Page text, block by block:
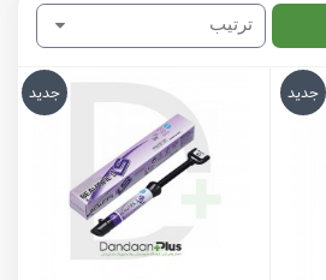
ترتیب
جدید جدید